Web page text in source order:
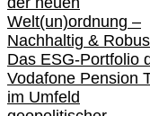
Welt(un)ordnung –
Nachhaltig &
Das ESG-Portfolio
Vodafone Pension
im Umfeld